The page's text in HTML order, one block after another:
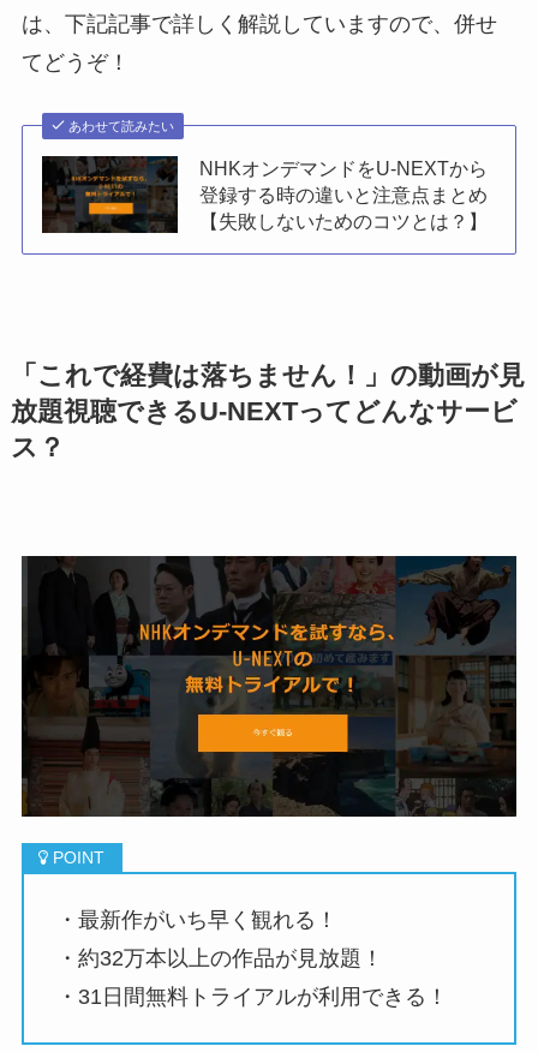
は、下記記事で詳しく解説していますので、併せ
てどうぞ！
あわせて読みたい
NHKオンデマンドをU-NEXTから
登録する時の違いと注意点まとめ
【失敗しないためのコツとは？】
「 これで経費は落ちません！
」の動画が見
放題視聴できるU-NEXTってどんなサービ
ス？
・最新作がいち早く観れる！
・約32万本以上の作品が見放題！
・31日間無料トライアルが利用できる！